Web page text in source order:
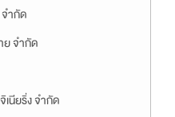
ำกัด
ย จำกัด
เนียริ่ง จำกัด